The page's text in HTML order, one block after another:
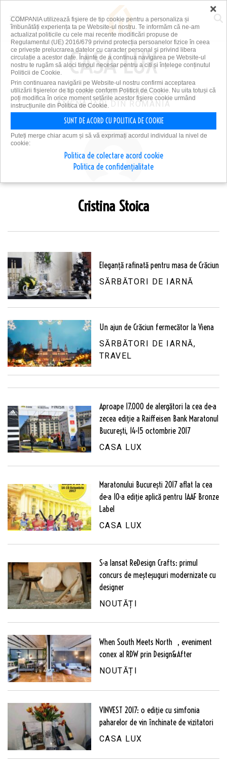
PRIMA PLATFORMĂ DE
AMENAJĂRI DIN ROMÂNIA
Cristina Stoica
Eleganță rafinată pentru masa de Crăciun
SĂRBĂTORI DE IARNĂ
Un ajun de Crăciun fermecător la Viena
SĂRBĂTORI DE IARNĂ,
TRAVEL
Aproape 17.000 de alergători la cea de-a
zecea ediție a Raiffeisen Bank Maratonul
București, 14-15 octombrie 2017
CASA LUX
Maratonului București 2017 aflat la cea
de-a 10-a ediție aplică pentru IAAF Bronze
Label
CASA LUX
S-a lansat ReDesign Crafts: primul
concurs de meșteșuguri modernizate cu
designer
NOUTĂȚI
When South Meets North , eveniment
conex al RDW prin Design&After
NOUTĂȚI
VINVEST 2017: o ediție cu simfonia
paharelor de vin închinate de vizitatori
CASA LUX
×
COMPANIA utilizează fişiere de tip cookie pentru a personaliza și
îmbunătăți experiența ta pe Website-ul nostru. Te informăm că ne-am
actualizat politicile cu cele mai recente modificări propuse de
Regulamentul (UE) 2016/679 privind protecția persoanelor fizice în ceea
ce privește prelucrarea datelor cu caracter personal și privind libera
circulație a acestor date. Înainte de a continua navigarea pe Website-ul
nostru te rugăm să aloci timpul necesar pentru a citi și înțelege conținutul
Politicii de Cookie.
Prin continuarea navigării pe Website-ul nostru confirmi acceptarea
utilizării fişierelor de tip cookie conform Politicii de Cookie. Nu uita totuși că
poți modifica în orice moment setările acestor fişiere cookie urmând
instrucțiunile din Politica de Cookie.
SUNT DE ACORD CU POLITICA DE COOKIE
Puteți merge chiar acum și să vă exprimați acordul individual la nivel de
cookie:
Politica de colectare acord cookie
Politica de confidențialitate